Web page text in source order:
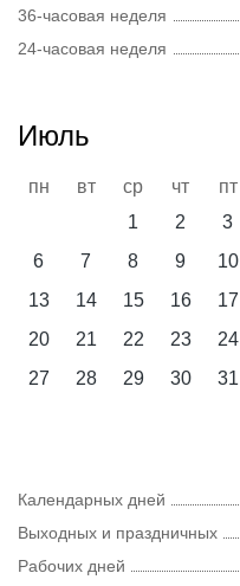
36-часовая неделя
24-часовая неделя
Июль
пн вт ср чт пт
1
2 3
6
7 8 9 10
13
14 15 16 17
20
21 22 23 24
27
28 29 30 31
Календарных дней
Выходных и праздничных
Рабочих дней